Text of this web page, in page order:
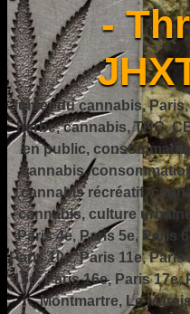
-
fumer du cannabis,
herbe, cannabis, THC,
en public,
cannabis,
cannabis récréatif,
cannabis, culture
Paris 4e, Paris 5e, Paris
Paris 10e, Paris 11e,
15e, Paris 16e, Paris 17e,
Montmartre, Le